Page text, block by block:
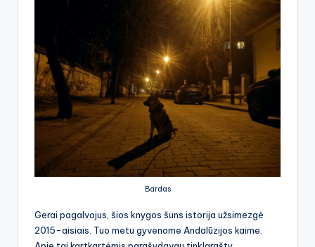
Bardas
Gerai pagalvojus, šios knygos šuns istorija užsimezgė
2015-aisiais. Tuo metu gyvenome Andalūzijos kaime.